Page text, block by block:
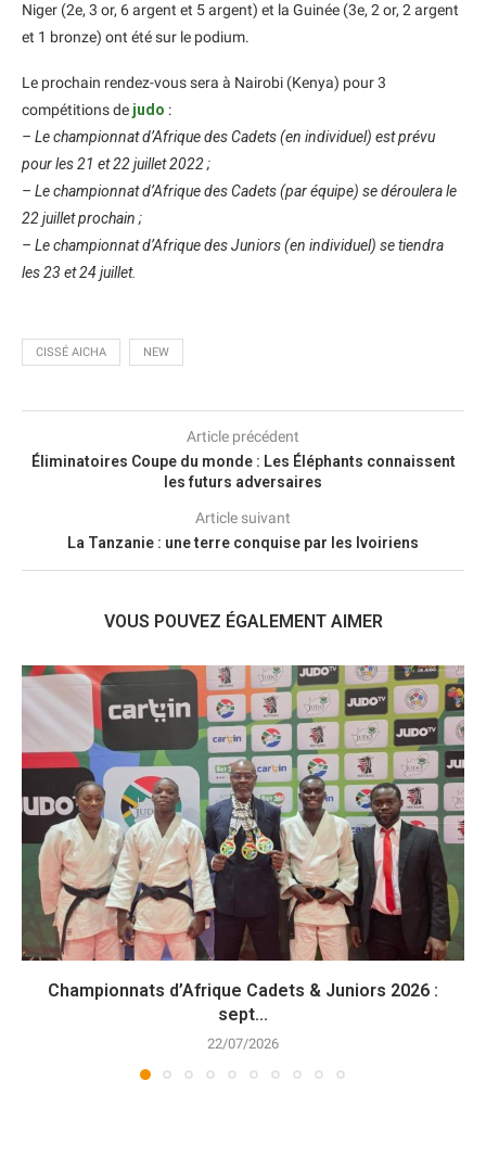
Niger (2e, 3 or, 6 argent et 5 argent) et la Guinée (3e, 2 or, 2 argent
et 1 bronze) ont été sur le podium.
Le prochain rendez-vous sera à Nairobi (Kenya) pour 3
compétitions de judo :
– Le championnat d’Afrique des Cadets (en individuel) est prévu
pour les 21 et 22 juillet 2022 ;
– Le championnat d’Afrique des Cadets (par équipe) se déroulera le
22 juillet prochain ;
– Le championnat d’Afrique des Juniors (en individuel) se tiendra
les 23 et 24 juillet.
CISSÉ AICHA NEW
Article précédent
Éliminatoires Coupe du monde : Les Éléphants connaissent
les futurs adversaires
Article suivant
La Tanzanie : une terre conquise par les Ivoiriens
VOUS POUVEZ ÉGALEMENT AIMER
Championnats d’Afrique Cadets & Juniors 2026 :
sept...
22/07/2026